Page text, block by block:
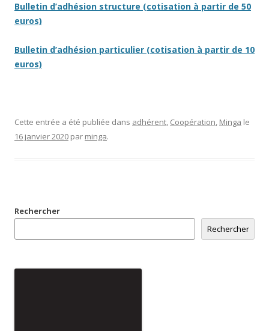
Bulletin d’adhésion structure (cotisation à partir de 50
euros)
Bulletin d’adhésion particulier (cotisation à partir de 10
euros)
Cette entrée a été publiée dans adhérent, Coopération, Minga le
16 janvier 2020 par minga.
Rechercher
Rechercher